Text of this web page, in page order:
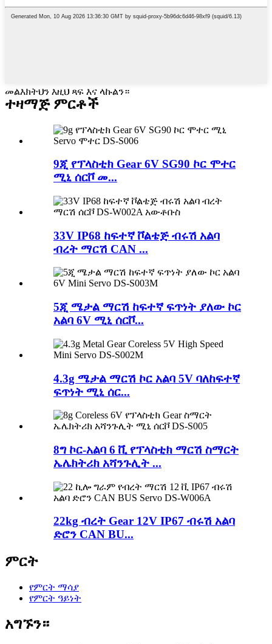
መልእክትህን እዚህ ጻፍ እና ላኩልን።
ተዛማጅ ምርቶች
9ጂ የፕላስቲክ Gear 6V SG90 ኮር ሞተር
ሚኒ ሰርቮ መ...
33V IP68 ከፍተኛ ቮልቴጅ ብሩሽ አልባ
ብረት ማርሽ CAN ...
5ጂ ሜታል ማርሽ ከፍተኛ ፍጥነት ያለው ኮር
አልባ 6V ሚኒ ሰርቮ...
4.3g ሜታል ማርሽ ኮር አልባ 5V ባለከፍተኛ
ፍጥነት ሚኒ ሰር...
8ግ ኮር-አልባ 6 ቪ የፕላስቲክ ማርሽ ስማርት
ኤሌክትሪክ አሻንጉሊት ...
22kg ብረት Gear 12V IP67 ብሩሽ አልባ
ድሮን CAN BU...
ምርት
የምርት ማሳያ
የምርት ዓይነት
አግኙን።